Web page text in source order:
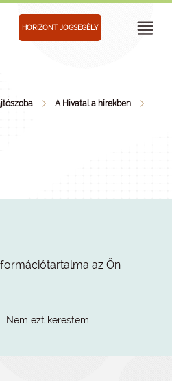
HORIZONT JOGSEGÉLY
A Hivatal a hírekben
az Ön
Nem ezt kerestem